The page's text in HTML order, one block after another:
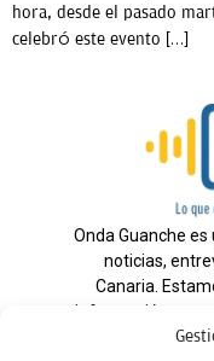
hora, desde el pasado
celebró este evento […]
Onda Guanche
noticias,
Canaria.
información